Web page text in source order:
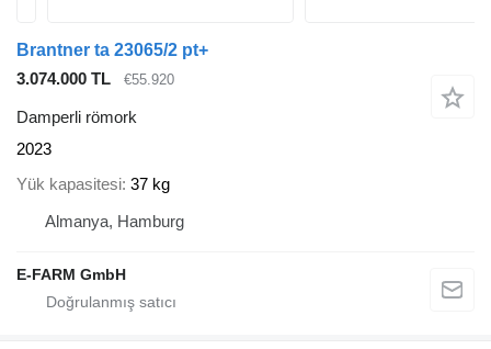
Brantner ta 23065/2 pt+
3.074.000 TL
€55.920
Damperli römork
2023
Yük kapasitesi 37 kg
Almanya, Hamburg
E-FARM GmbH